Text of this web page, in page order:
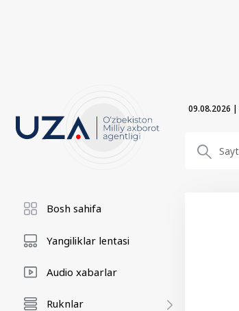
09.08.2026 |
Bosh sahifa
Yangiliklar lentasi
Audio xabarlar
Ruknlar